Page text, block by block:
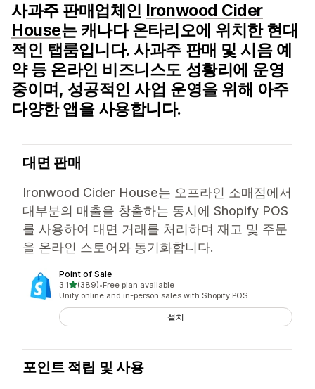
사과주 판매업체인 Ironwood Cider
House는 캐나다 온타리오에 위치한 현대
적인 탭룸입니다. 사과주 판매 및 시음 예
약 등 온라인 비즈니스도 성황리에 운영
중이며, 성공적인 사업 운영을 위해 아주
다양한 앱을 사용합니다.
대면 판매
Ironwood Cider House는 오프라인 소매점에서
대부분의 매출을 창출하는 동시에 Shopify POS
를 사용하여 대면 거래를 처리하며 재고 및 주문
을 온라인 스토어와 동기화합니다.
Point of Sale
3.1별 5개 중
(389)
총 리뷰 389개
•Free plan available
Unify online and in-person sales with Shopify POS.
설치
포인트 적립 및 사용